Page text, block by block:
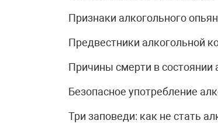
Признаки алкогольного
Предвестники алкогольной
Причины смерти в состоянии
Безопасное употребление
Три заповеди: как не стать